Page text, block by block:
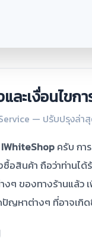
ละเงื่อนไขกา
— ปรับปรุงล่
IWhiteShop ครับ กา
อสินค้า ถือว่าท่านได้
ๆ ของทางร้านแล้ว เ
ปัญหาต่างๆ ที่อาจเกิ